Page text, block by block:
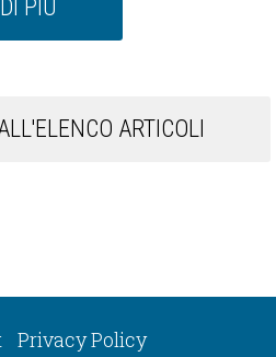
PIÙ
ARTICOLI
Privacy Policy